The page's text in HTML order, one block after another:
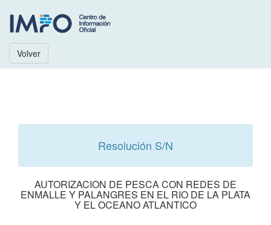
Volver
Resolución S/N
AUTORIZACION DE PESCA CON REDES DE
ENMALLE Y PALANGRES EN EL RIO DE LA PLATA
Y EL OCEANO ATLANTICO